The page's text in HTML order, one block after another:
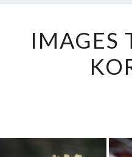
IMAGES